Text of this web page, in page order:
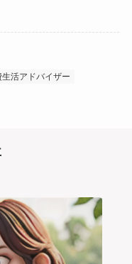
生活アドバイザー